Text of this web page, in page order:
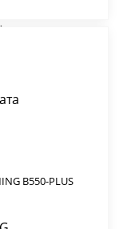
B550-PLUS